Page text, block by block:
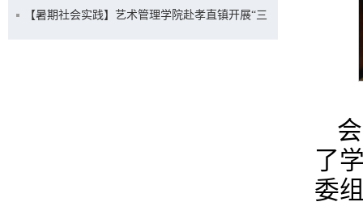
社会实践活动
【暑期社会实践】艺术管理学院赴孝直镇开展“三
了
委